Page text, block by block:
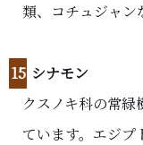
類、コチュジャン
15 シナモン
クスノキ科の常
ています。エジプ